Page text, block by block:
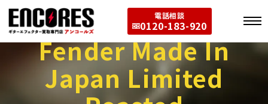
電話相談
0120-183-920
Fender Made In
Japan Limited